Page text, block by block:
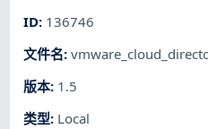
ID: 136746
文件名:
版本: 1.5
类型: Local